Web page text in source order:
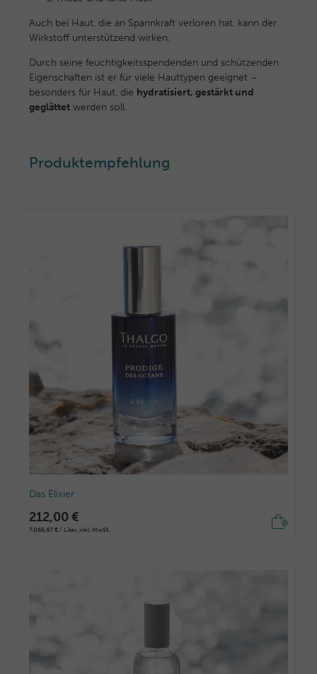
Auch bei Haut, die an Spannkraft verloren hat, kann der
Wirkstoff unterstützend wirken.
Durch seine feuchtigkeitsspendenden und schützenden
Eigenschaften ist er für viele Hauttypen geeignet –
besonders für Haut, die hydratisiert, gestärkt und
geglättet werden soll.
Produktempfehlung
Das Elixier
212,00 €
7.066,67 € / Liter, inkl. MwSt.